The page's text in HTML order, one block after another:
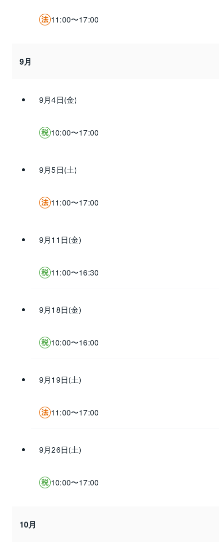
11:00〜17:00
9月
9月4日(金)
10:00〜17:00
9月5日(土)
11:00〜17:00
9月11日(金)
11:00〜16:30
9月18日(金)
10:00〜16:00
9月19日(土)
11:00〜17:00
9月26日(土)
10:00〜17:00
10月